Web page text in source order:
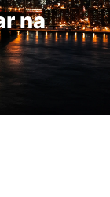
na